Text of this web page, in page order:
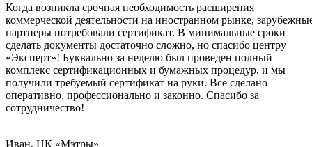
Когда возникла срочная необходимость расширения
коммерческой деятельности на иностранном рынке,
партнеры потребовали сертификат. В минимальные сроки
сделать документы достаточно сложно, но спасибо центру
«Эксперт»! Буквально за неделю был проведен полный
комплекс сертификационных и бумажных процедур, и мы
получили требуемый сертификат на руки. Все сделано
оперативно, профессионально и законно. Спасибо за
сотрудничество!
Иван, НК «Мэтры»